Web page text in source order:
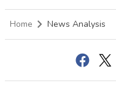
Home News Analysis